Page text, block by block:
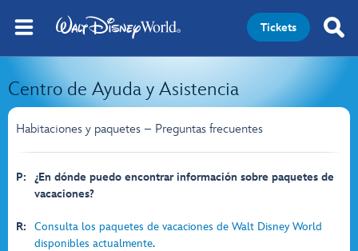
Tickets
Centro de Ayuda y Asistencia
Habitaciones y paquetes – Preguntas frecuentes
P:
¿En dónde puedo encontrar información sobre paquetes de
vacaciones?
R:
Consulta los paquetes de vacaciones de Walt Disney World
disponibles actualmente.